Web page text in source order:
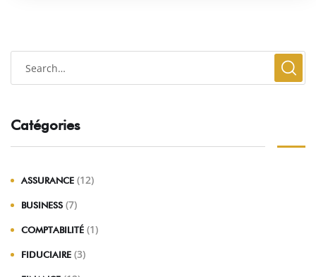
Catégories
ASSURANCE (12)
BUSINESS (7)
COMPTABILITÉ (1)
FIDUCIAIRE (3)